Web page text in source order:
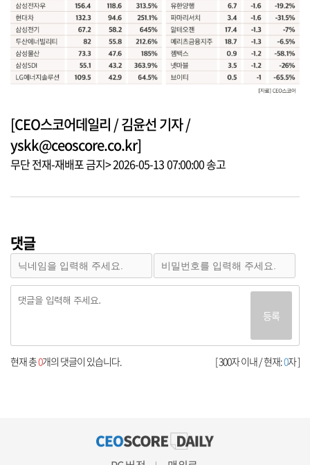
[CEO스코어데일리 / 김윤선 기자 /
yskk@ceoscore.co.kr]
무단 전재-재배포 금지> 2026-05-13 07:00:00 송고
댓글
등록
[ 300자 이내 / 현재:0자 ]
현재 총0개의 댓글이 있습니다.